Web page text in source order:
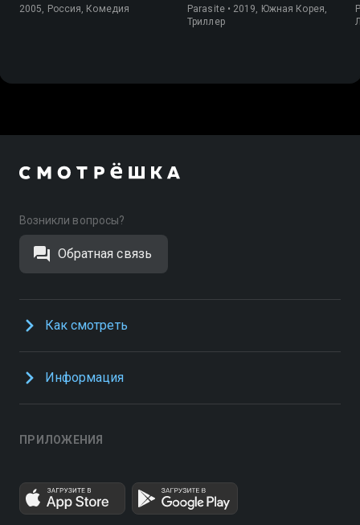
2005, Россия, Комедия
Parasite • 2019, Южная Корея,
Триллер
Возникли вопросы?
Обратная связь
Как смотреть
Информация
ПРИЛОЖЕНИЯ